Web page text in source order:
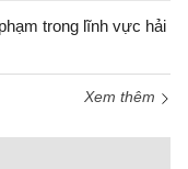
trong lĩnh vực hải
Xem thêm